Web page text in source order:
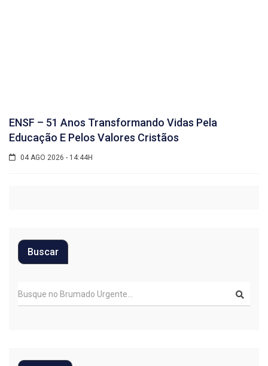
ENSF – 51 Anos Transformando Vidas Pela
Educação E Pelos Valores Cristãos
04 AGO 2026 - 14:44H
Buscar